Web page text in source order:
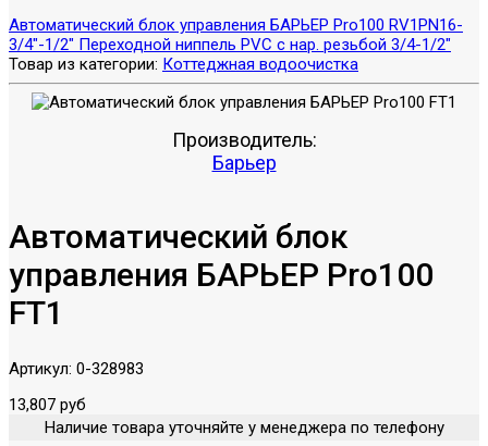
Автоматический блок управления БАРЬЕР Pro100 RV1PN16-
3/4"-1/2" Переходной ниппель PVC c нар. резьбой 3/4-1/2"
Товар из категории: Коттеджная водоочистка
Производитель:
Барьер
Автоматический блок
управления БАРЬЕР Pro100
FT1
Артикул: 0-328983
13,807 руб
Наличие товара уточняйте у менеджера по телефону